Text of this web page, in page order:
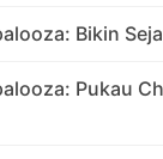
Bikin
Pukau